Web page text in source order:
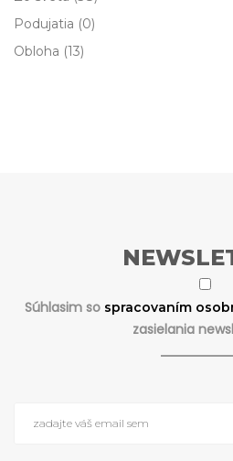
Podujatia (0)
Obloha (13)
Súhlasim so spracovaním
zasielania